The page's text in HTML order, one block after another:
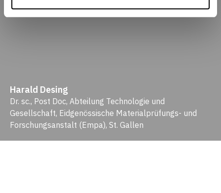
Harald Desing
Dr. sc., Post Doc, Abteilung Technologie und
Gesellschaft, Eidgenössische Materialprüfungs- und
Forschungsanstalt (Empa), St. Gallen